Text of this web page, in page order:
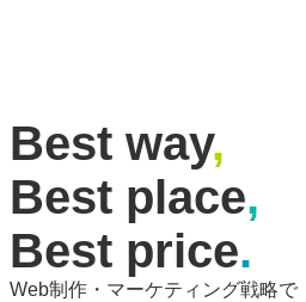
Best way,
Best place,
Best price.
Web制作・マーケティング戦略で